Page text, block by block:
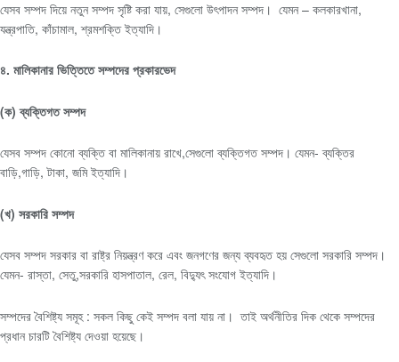
যেসব সম্পদ দিয়ে নতুন সম্পদ সৃষ্টি করা যায়, সেগুলো উৎপাদন সম্পদ। যেমন – কলকারখানা,
যন্ত্রপাতি, কাঁচামাল, শ্রমশক্তি ইত্যাদি।
৪. মালিকানার ভিত্তিতে সম্পদের প্রকারভেদ
(ক) ব্যক্তিগত সম্পদ
যেসব সম্পদ কোনো ব্যক্তি বা মালিকানায় রাখে,সেগুলো ব্যক্তিগত সম্পদ। যেমন- ব্যক্তির
বাড়ি,গাড়ি, টাকা, জমি ইত্যাদি।
(খ) সরকারি সম্পদ
যেসব সম্পদ সরকার বা রাষ্ট্র নিয়ন্ত্রণ করে এবং জনগণের জন্য ব্যবহৃত হয় সেগুলো সরকারি সম্পদ।
যেমন- রাস্তা, সেতু,সরকারি হাসপাতাল, রেল, বিদ্যুৎ সংযোগ ইত্যাদি।
সম্পদের বৈশিষ্ট্য সমূহ : সকল কিছু কেই সম্পদ বলা যায় না। তাই অর্থনীতির দিক থেকে সম্পদের
প্রধান চারটি বৈশিষ্ট্য দেওয়া হয়েছে।